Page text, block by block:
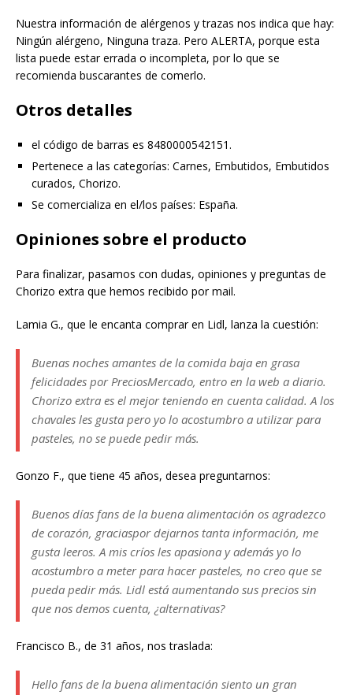
Nuestra información de alérgenos y trazas nos indica que hay:
Ningún alérgeno, Ninguna traza. Pero ALERTA, porque esta
lista puede estar errada o incompleta, por lo que se
recomienda buscarantes de comerlo.
Otros detalles
el código de barras es 8480000542151.
Pertenece a las categorías: Carnes, Embutidos, Embutidos
curados, Chorizo.
Se comercializa en el/los países: España.
Opiniones sobre el producto
Para finalizar, pasamos con dudas, opiniones y preguntas de
Chorizo extra que hemos recibido por mail.
Lamia G., que le encanta comprar en Lidl, lanza la cuestión:
Buenas noches amantes de la comida baja en grasa
felicidades por PreciosMercado, entro en la web a diario.
Chorizo extra es el mejor teniendo en cuenta calidad. A los
chavales les gusta pero yo lo acostumbro a utilizar para
pasteles, no se puede pedir más.
Gonzo F., que tiene 45 años, desea preguntarnos:
Buenos días fans de la buena alimentación os agradezco
de corazón, graciaspor dejarnos tanta información, me
gusta leeros. A mis críos les apasiona y además yo lo
acostumbro a meter para hacer pasteles, no creo que se
pueda pedir más. Lidl está aumentando sus precios sin
que nos demos cuenta, ¿alternativas?
Francisco B., de 31 años, nos traslada:
Hello fans de la buena alimentación siento un gran